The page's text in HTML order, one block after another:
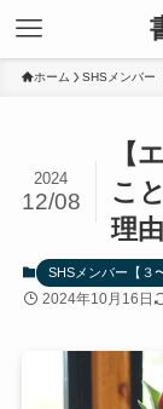
ホーム SHSメンバー
【
こ
理
2024
12/08
SHSメンバー【３
2024年10月16日